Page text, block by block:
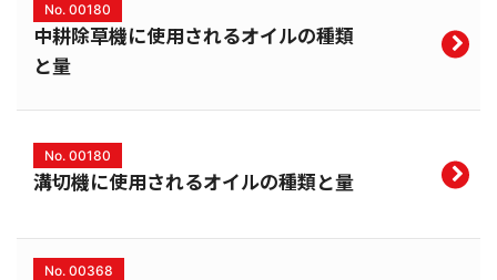
No. 00180
中耕除草機に使用されるオイルの種類
と量
No. 00180
溝切機に使用されるオイルの種類と量
No. 00368